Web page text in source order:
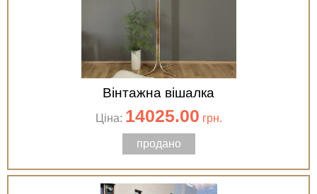
Вінтажна вішалка
Ціна: 14025.00 грн.
продано